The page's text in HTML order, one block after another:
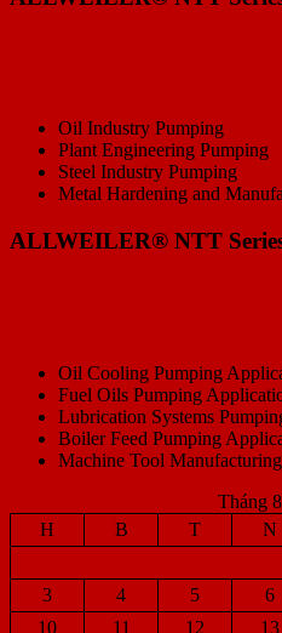
Oil Industry Pumping
Plant Engineering Pumping
Steel Industry Pumping
Metal Hardening and
ALLWEILER® NTT
Oil Cooling Pumping
Fuel Oils Pumping
Lubrication Systems
Boiler Feed Pumping
Machine Tool
Tháng
H
B T N
3
4 5 6
10
11 12 13